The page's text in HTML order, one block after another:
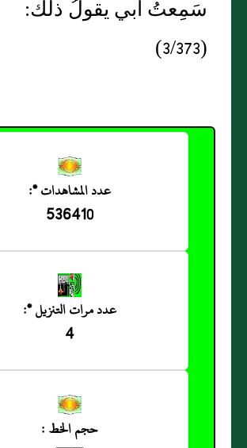
سَمِعتُ أَبي يقولُ ذلك:
(3/373)
عدد المشاهدات *:
536410
عدد مرات التنزيل *:
4
حجم الخط :